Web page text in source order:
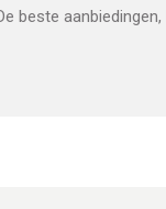
beste